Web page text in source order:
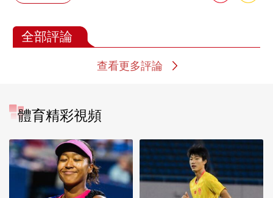
全部評論
查看更多評論
體育精彩視頻